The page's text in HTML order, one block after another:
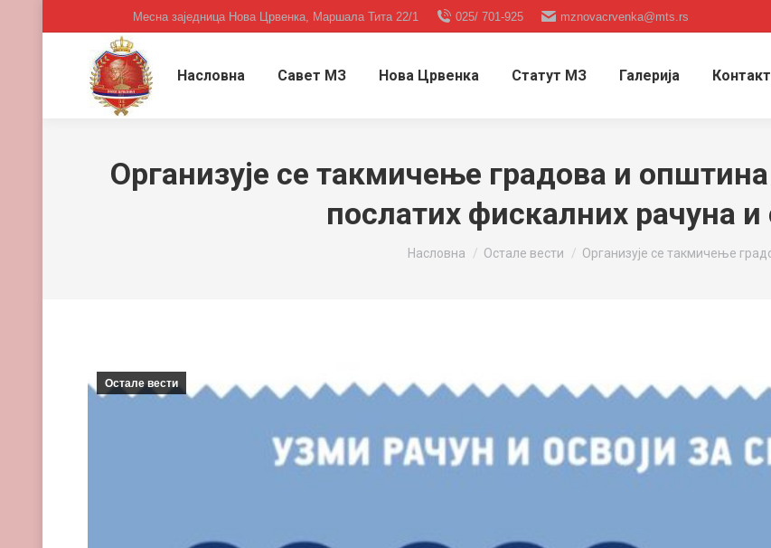
Месна заједница Нова Црвенка, Маршала Тита 22/1 025/ 701-925 mznovacrvenka@mts.rs
Насловна Савет МЗ Нова Црвенка Статут МЗ Галерија Контакт
Организује се такмичење градова и
послатих фискалних рачуна и
You are here:
Насловна Остале вести Организује се такмичење
Остале вести